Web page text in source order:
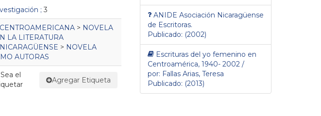
; 3
> NOVELA
LA LITERATURA
> NOVELA
AUTORAS
Agregar Etiqueta
el
ANIDE Asociación Nicaragüense
de Escritoras.
Publicado: (2002)
Escrituras del yo femenino en
Centroamérica, 1940- 2002 /
por: Fallas Arias, Teresa
Publicado: (2013)